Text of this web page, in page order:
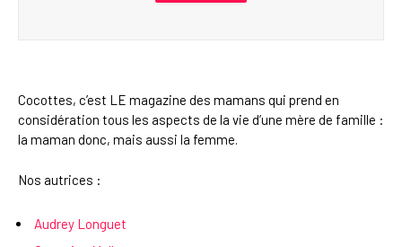
Cocottes, c’est LE magazine des mamans qui prend en
considération tous les aspects de la vie d’une mère de famille :
la maman donc, mais aussi la femme.
Nos autrices :
Audrey Longuet